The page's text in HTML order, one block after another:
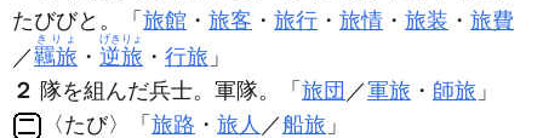
たびびと。「 旅館 ・ 旅客 ・ 旅行 ・ 旅情 ・ 旅装 ・ 旅費
／羈旅
きりょ
・ 逆旅
げきりょ
・ 行旅 」
２ 隊を組んだ兵士。軍隊。「 旅団 ／軍旅 ・ 師旅 」
〈たび〉「 旅路 ・ 旅人 ／船旅 」